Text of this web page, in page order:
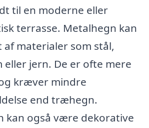
til en moderne eller
terrasse. Metalhegn kan
materialer som stål,
eller jern. De er ofte mere
kræver mindre
end træhegn.
kan også være dekorative